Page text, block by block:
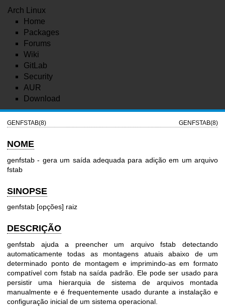
Arch Linux
Home
Packages
Forums
Wiki
GitLab
Security
AUR
Download
GENFSTAB(8) GENFSTAB(8)
NOME
genfstab - gera um saída adequada para adição em um arquivo
fstab
SINOPSE
genfstab [opções] raiz
DESCRIÇÃO
genfstab ajuda a preencher um arquivo fstab detectando
automaticamente todas as montagens atuais abaixo de um
determinado ponto de montagem e imprimindo-as em formato
compatível com fstab na saída padrão. Ele pode ser usado para
persistir uma hierarquia de sistema de arquivos montada
manualmente e é frequentemente usado durante a instalação e
configuração inicial de um sistema operacional.